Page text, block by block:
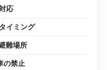
応
イミング
難場所
の禁止